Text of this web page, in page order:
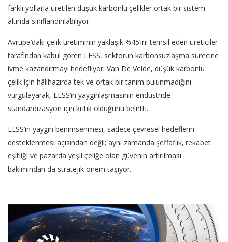
farklı yollarla üretilen düşük karbonlu çelikler ortak bir sistem
altında sınıflandırılabiliyor.
Avrupa’daki çelik üretiminin yaklaşık %45’ini temsil eden üreticiler
tarafından kabul gören LESS, sektörün karbonsuzlaşma sürecine
ivme kazandırmayı hedefliyor. Van De Velde, düşük karbonlu
çelik için hâlihazırda tek ve ortak bir tanım bulunmadığını
vurgulayarak, LESS’in yaygınlaşmasının endüstride
standardizasyon için kritik olduğunu belirtti.
LESS’in yaygın benimsenmesi, sadece çevresel hedeflerin
desteklenmesi açısından değil; aynı zamanda şeffaflık, rekabet
eşitliği ve pazarda yeşil çeliğe olan güvenin artırılması
bakımından da stratejik önem taşıyor.